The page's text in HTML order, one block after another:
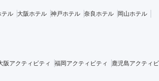
テル 大阪ホテル 神戸ホテル 奈良ホテル
岡山ホテル
阪アクティビティ 福岡アクティビティ 鹿児島アクティ